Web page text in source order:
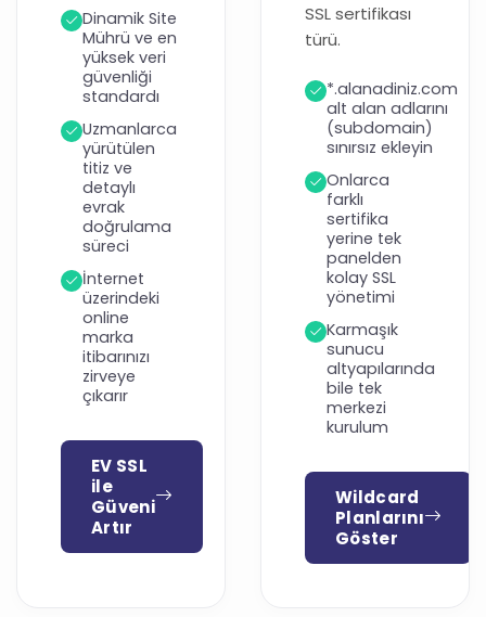
Dinamik Site
Mührü ve en
yüksek veri
güvenliği
standardı
Uzmanlarca
yürütülen
titiz ve
detaylı
evrak
doğrulama
süreci
İnternet
üzerindeki
online
marka
itibarınızı
zirveye
çıkarır
EV SSL
ile
Güveni
Artır
SSL sertifikası
türü.
*.alanadiniz.com
alt alan adlarını
(subdomain)
sınırsız ekleyin
Onlarca
farklı
sertifika
yerine tek
panelden
kolay SSL
yönetimi
Karmaşık
sunucu
altyapılarında
bile tek
merkezi
kurulum
Wildcard
Planlarını
Göster